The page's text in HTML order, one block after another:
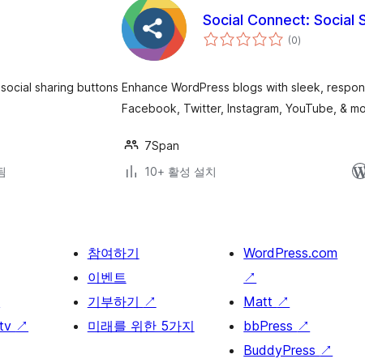
sharing buttons
Social Connect: Social
(0전
체)
Enhance WordPress blogs with sleek,
Facebook, Twitter, Instagram, YouTube, &
7Span
10+ 활성 설치
↗
참여하기
이벤트
기부하기 ↗
미래를 위한 5가지
WordPress.com
↗
Matt ↗
bbPress ↗
BuddyPress ↗